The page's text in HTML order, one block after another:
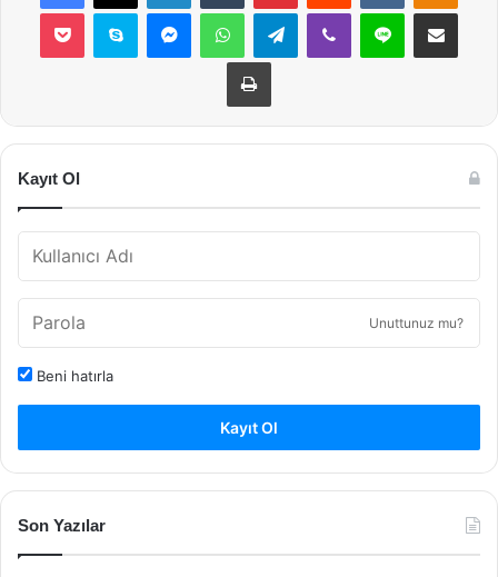
Pocket Skype MessengerWhatsAppTelegramViber Line E-Posta ile
Yazdır
Kayıt Ol
Unuttunuz mu?
Beni hatırla
Kayıt Ol
Son Yazılar